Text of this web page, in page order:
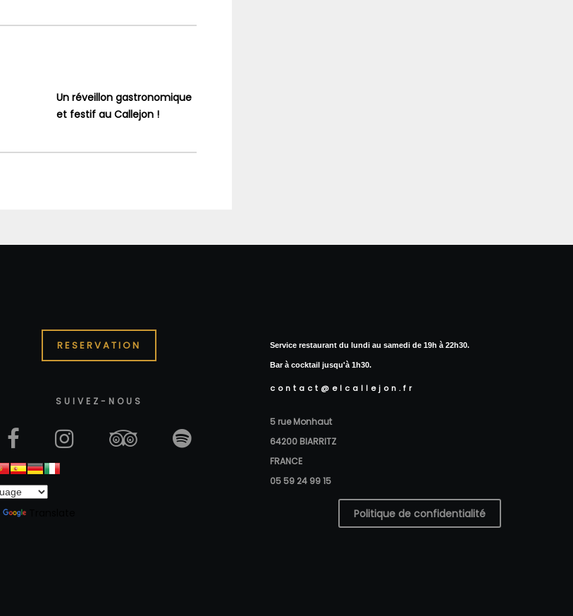
Un réveillon gastronomique
et festif au Callejon !
RESERVATION
SUIVEZ-NOUS
Service restaurant du lundi au samedi de 19h à 22h30.
Bar à cocktail jusqu'à 1h30.
contact@elcallejon.fr
5 rue Monhaut
64200 BIARRITZ
FRANCE
05 59 24 99 15
Politique de confidentialité